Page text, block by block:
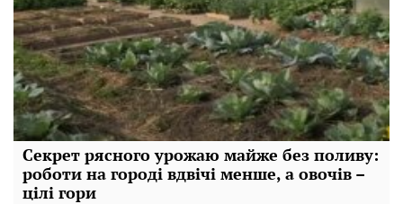
Секрет рясного урожаю майже без поливу:
роботи на городі вдвічі менше, а овочів –
цілі гори